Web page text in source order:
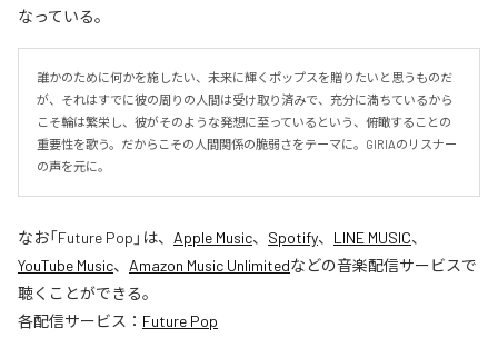
なっている。
誰かのために何かを施したい、未来に輝くポップスを贈りたいと思うものだ
が、それはすでに彼の周りの人間は受け取り済みで、充分に満ちているから
こそ輪は繁栄し、彼がそのような発想に至っているという、俯瞰することの
重要性を歌う。だからこその人間関係の脆弱さをテーマに。GIRIAのリスナー
の声を元に。
なお「Future Pop 」は、 Apple Music、 Spotify、 LINE MUSIC、
YouTube Music、 Amazon Music Unlimitedなどの音楽配信サービスで
聴くことができる。
各配信サービス： Future Pop